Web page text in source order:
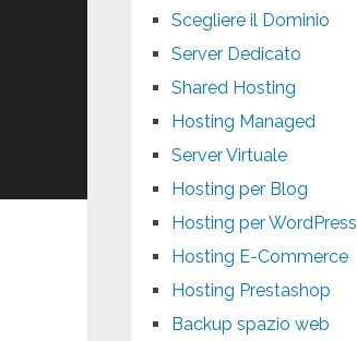
Scegliere il Dominio
Server Dedicato
Shared Hosting
Hosting Managed
Server Virtuale
Hosting per Blog
Hosting per WordPress
Hosting E-Commerce
Hosting Prestashop
Backup spazio web